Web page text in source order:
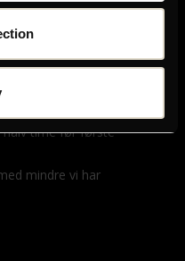
halv time før første
mindre vi har